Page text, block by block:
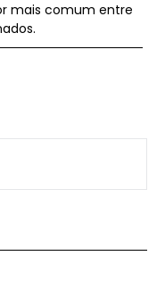
mais comum entre